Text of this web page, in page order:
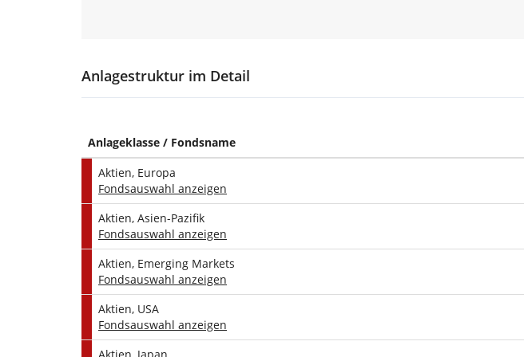
100 Mio. € und eine Historie von > 3 Jahren haben.
für den abgebildeten Index ein entsprechendes Produkt verfügbar ist
und dies nicht im Widerspruch mit der vorab beschriebenen Strategie
steht.
Steuer-Optimierung:
wählen wir – sofern verfügbar – ETFs mit Domizil Irland, um
Quellensteuervorteile
das Fondsdomizil kein Auswahlkriterium.
Effizienz-Ranking (Finale Selektion):
Erfüllen mehrere ETFs die oben genannten Kriterien gleichzeitig,
entscheidet folgende Hierarchie über die Verwendung für das
Musterportfolio:
Geringste laufende Kosten (
dabei nicht berücksichtigt.
Anlagestruktur im Detail
Anlageklasse / Fondsname
Aktien, Europa
Fondsauswahl anzeigen
Aktien, Asien-Pazifik
Fondsauswahl anzeigen
Aktien, Emerging Markets
Fondsauswahl anzeigen
Aktien, USA
Fondsauswahl anzeigen